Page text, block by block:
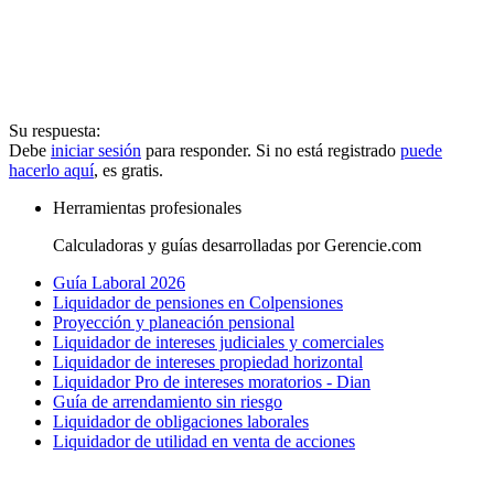
Su respuesta:
Debe iniciar sesión para responder. Si no está registrado puede
hacerlo aquí, es gratis.
Herramientas profesionales
Calculadoras y guías desarrolladas por Gerencie.com
Guía Laboral 2026
Liquidador de pensiones en Colpensiones
Proyección y planeación pensional
Liquidador de intereses judiciales y comerciales
Liquidador de intereses propiedad horizontal
Liquidador Pro de intereses moratorios - Dian
Guía de arrendamiento sin riesgo
Liquidador de obligaciones laborales
Liquidador de utilidad en venta de acciones